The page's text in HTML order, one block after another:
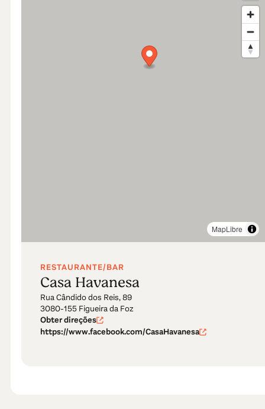
RESTAURANTE/BAR
Casa Havanesa
Rua Cândido dos Reis, 89
3080-155 Figueira da Foz
Obter direções
https://www.facebook.com/CasaHavanesa
MapLibre